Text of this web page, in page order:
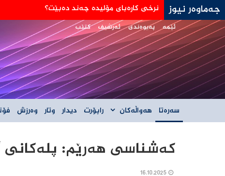
جەماوەر نیوز جه‌ی دی ڤانس: هێڵی سورمان له‌دانوستانه‌كان
ئێمە پەیوەندی ئەرشیف کتێب
سەرەتا هەواڵەکان راپۆرت دیدار وتار وەرزش
کەشناسی هەرێم: پلەکانی